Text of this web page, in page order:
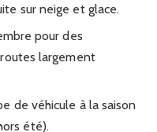
sur neige et glace.
pour des
largement
de véhicule à la saison
été).